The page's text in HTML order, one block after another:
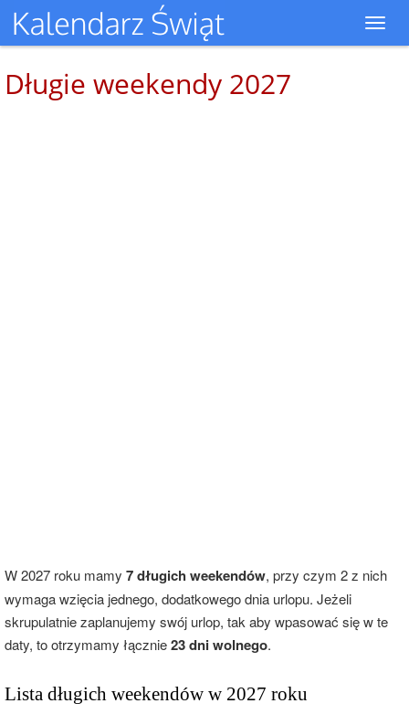
Długie weekendy 2027
W 2027 roku mamy 7 długich weekendów, przy czym 2 z nich
wymaga wzięcia jednego, dodatkowego dnia urlopu. Jeżeli
skrupulatnie zaplanujemy swój urlop, tak aby wpasować się w te
daty, to otrzymamy łącznie23 dni wolnego.
Lista długich weekendów w 2027 roku